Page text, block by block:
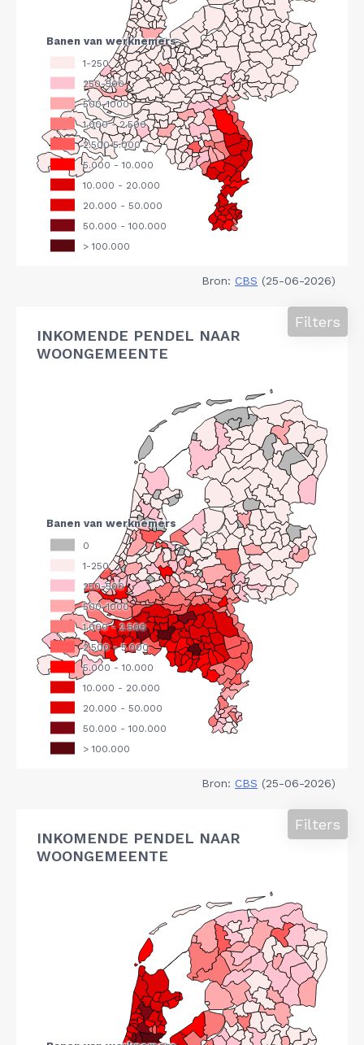
Bron: CBS (25-06-2026)
INKOMENDE PENDEL NAAR
WOONGEMEENTE
Filters
Bron: CBS (25-06-2026)
INKOMENDE PENDEL NAAR
WOONGEMEENTE
Filters